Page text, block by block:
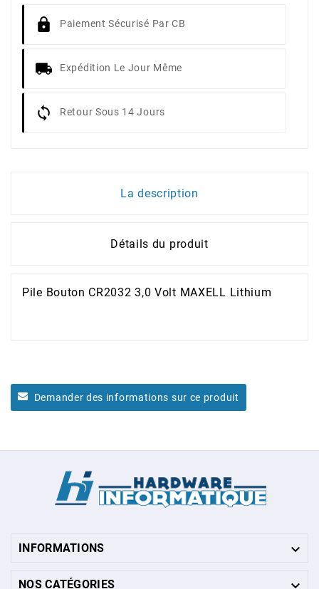
Paiement Sécurisé Par CB
Expédition Le Jour Même
Retour Sous 14 Jours
La description
Détails du produit
Pile Bouton CR2032 3,0 Volt MAXELL Lithium
Demander des informations sur ce produit
INFORMATIONS 
NOS CATÉGORIES